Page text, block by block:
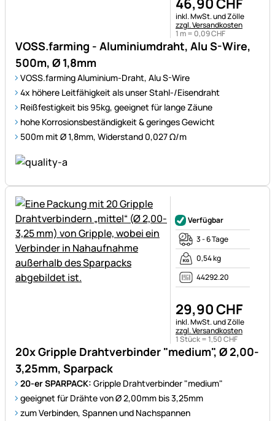
VOSS.farming - Aluminiumdraht, Alu S-Wire,
500m, Ø 1,8mm
VOSS.farming Aluminium-Draht, Alu S-Wire
4x höhere Leitfähigkeit als unser Stahl-/Eisendraht
Reißfestigkeit bis 95kg, geeignet für lange Zäune
hohe Korrosionsbeständigkeit & geringes Gewicht
500m mit Ø 1,8mm, Widerstand 0,027 Ω/m
46,90CHF
Steuerhinweis:
inkl. MwSt. und Zölle
zzgl. Versandkosten
1 m = 0,09CHF
20x Gripple Drahtverbinder "medium", Ø 2,00-
3,25mm, Sparpack
20-er SPARPACK: Gripple Drahtverbinder "medium"
geeignet für Drähte von Ø 2,00mm bis 3,25mm
zum Verbinden, Spannen und Nachspannen
Verfügbar
3 - 6 Tage
0,54 kg
44292.20
29,90CHF
Steuerhinweis:
inkl. MwSt. und Zölle
zzgl. Versandkosten
1 Stück =1,50CHF